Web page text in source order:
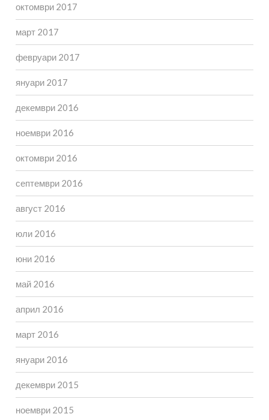
октомври 2017
март 2017
февруари 2017
януари 2017
декември 2016
ноември 2016
октомври 2016
септември 2016
август 2016
юли 2016
юни 2016
май 2016
април 2016
март 2016
януари 2016
декември 2015
ноември 2015